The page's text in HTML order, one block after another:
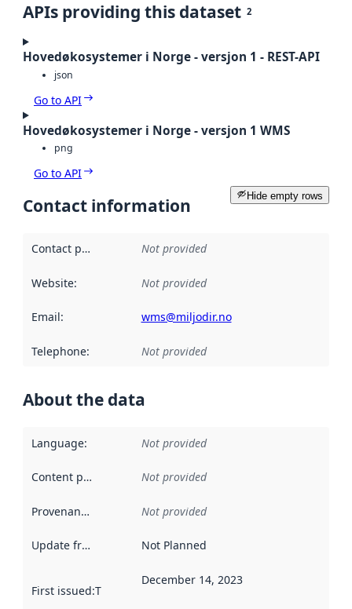
APIs providing this dataset 2
Hovedøkosystemer i Norge - versjon 1 - REST-API
json
Go to API
Hovedøkosystemer i Norge - versjon 1 WMS
png
Go to API
Hide empty rows
Contact information
Contact point Not provided
Website: Not provided
Email: wms@miljodir.no
Telephone: Not provided
About the data
Language: Not provided
Content providers Not provided
Provenance Not provided
Update frequency Not Planned
First issued:This date indicates when the data in this
December 14, 2023